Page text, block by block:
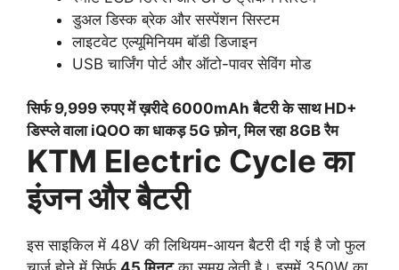
डुअल डिस्क ब्रेक और सस्पेंशन सिस्टम
लाइटवेट एल्यूमिनियम बॉडी डिजाइन
USB चार्जिंग पोर्ट और ऑटो-पावर सेविंग मोड
सिर्फ 9,999 रुपए में ख़रीदे 6000mAh बैटरी के साथ HD+
डिस्प्ले वाला iQOO का धाकड़ 5G फ़ोन, मिल रहा 8GB रैम
KTM Electric Cycle का
इंजन और बैटरी
इस साइकिल में 48V की लिथियम-आयन बैटरी दी गई है जो फुल